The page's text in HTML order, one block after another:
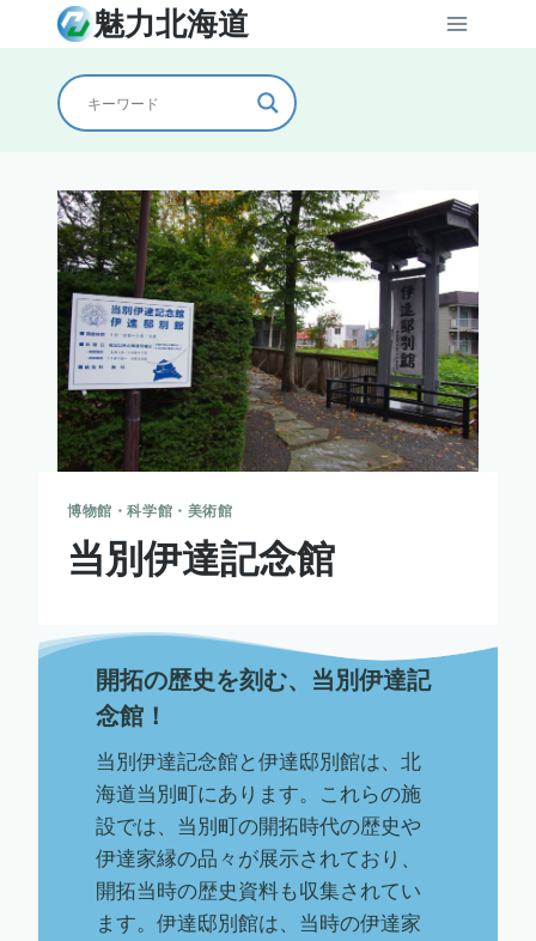
魅力北海道
博物館・科学館・美術館
当別伊達記念館
開拓の歴史を刻む、当別伊達記
念館！
当別伊達記念館と伊達邸別館は、北
海道当別町にあります。これらの施
設では、当別町の開拓時代の歴史や
伊達家縁の品々が展示されており、
開拓当時の歴史資料も収集されてい
ます。伊達邸別館は、当時の伊達家